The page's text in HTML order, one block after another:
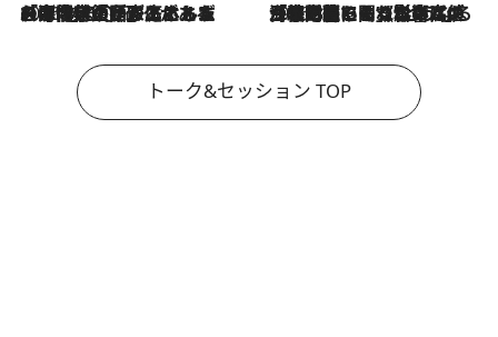
2026.8.3
「今後値上げがあるとすれば…」「リスクがあるのは今年の冬」エネルギー専門家が語る、ホルムズ海峡封鎖が家庭にもたらす“ある心配” 2026.8.3
「住宅建てられない…」「サーチャージ料の高値が続いている」ホルムズ海峡封鎖による影響はいつまで続く？《エネルギー専門家に聞く“どうなる日本の暮らし”》
トーク&セッション TOP